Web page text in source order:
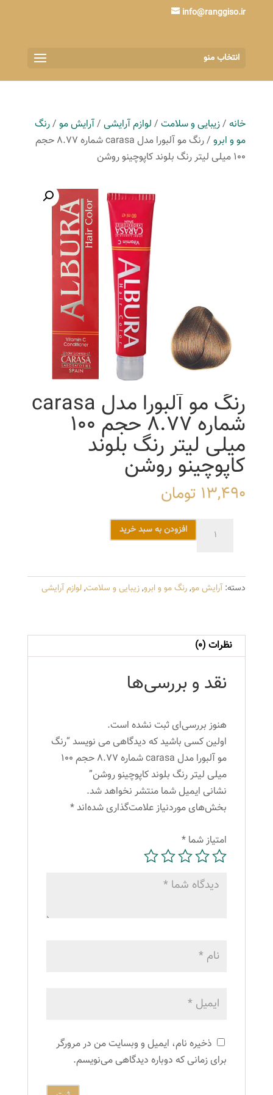
info@ranggiso.ir
انتخاب منو
خانه/زیبایی و سلامت/ لوازم آرایشی/آرایش مو/رنگ
مو و ابرو
/ رنگ مو آلبورا مدل carasa شماره 8.77 حجم
100 میلی لیتر رنگ بلوند کاپوچینو روشن
رنگ مو آلبورا مدل carasa
شماره 8.77 حجم 100
میلی لیتر رنگ بلوند
کاپوچینو روشن
13,490 تومان
مدل
carasa
حجم
100
میلی
لیتر
بلوند
کاپوچینو
روشن
عدد
افزودن به سبد خرید
دسته:آرایش مو,رنگ مو و ابرو,زیبایی و سلامت,لوازم آرایشی
نظرات (0)
نقد و بررسی‌ها
هنوز بررسی‌ای ثبت نشده است.
اولین کسی باشید که دیدگاهی می نویسد “رنگ
مو آلبورا مدل carasa شماره 8.77 حجم 100
میلی لیتر رنگ بلوند کاپوچینو روشن”
نشانی ایمیل شما منتشر نخواهد شد.
بخش‌های موردنیاز علامت‌گذاری شده‌اند*
امتیاز شما *
ذخیره نام، ایمیل و وبسایت من در مرورگر
برای زمانی که دوباره دیدگاهی می‌نویسم.